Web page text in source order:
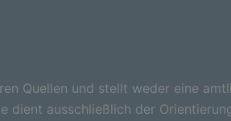
Quellen und stellt weder eine
dient ausschließlich der